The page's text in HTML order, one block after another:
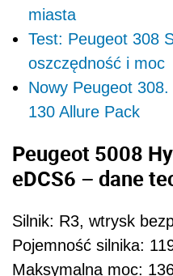
miasta
Test: Peugeot 308
oszczędność i moc
Nowy Peugeot
130 Allure Pack
Peugeot 5008
eDCS6 – dane
Silnik: R3, wtrysk
Pojemność silnika:
Maksymalna moc: